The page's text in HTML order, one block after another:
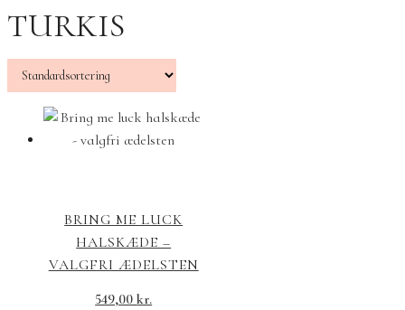
TURKIS
BRING ME LUCK
HALSKÆDE –
VALGFRI ÆDELSTEN
549,00kr.